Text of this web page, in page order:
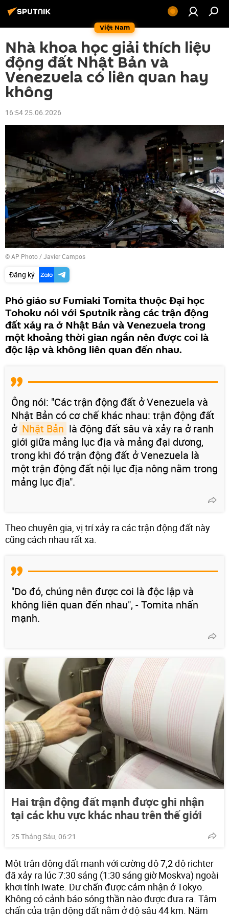
Việt Nam
Nhà khoa học giải thích liệu
động đất Nhật Bản và
Venezuela có liên quan hay
không
16:54 25.06.2026
© AP Photo / Javier Campos
Đăng ký
Phó giáo sư Fumiaki Tomita thuộc Đại học
Tohoku nói với Sputnik rằng các trận động
đất xảy ra ở Nhật Bản và Venezuela trong
một khoảng thời gian ngắn nên được coi là
độc lập và không liên quan đến nhau.
Ông nói: "Các trận động đất ở Venezuela và
Nhật Bản có cơ chế khác nhau: trận động đất
ở Nhật Bản là động đất sâu và xảy ra ở ranh
giới giữa mảng lục địa và mảng đại dương,
trong khi đó trận động đất ở Venezuela là
một trận động đất nội lục địa nông nằm trong
mảng lục địa".
Theo chuyên gia, vị trí xảy ra các trận động đất này
cũng cách nhau rất xa.
"Do đó, chúng nên được coi là độc lập và
không liên quan đến nhau", - Tomita nhấn
mạnh.
Hai trận động đất mạnh được ghi nhận
tại các khu vực khác nhau trên thế giới
25 Tháng Sáu, 06:21
Một trận động đất mạnh với cường độ 7,2 độ richter
đã xảy ra lúc 7:30 sáng (1:30 sáng giờ Moskva) ngoài
khơi tỉnh Iwate. Dư chấn được cảm nhận ở Tokyo.
Không có cảnh báo sóng thần nào được đưa ra. Tâm
chấn của trận động đất nằm ở độ sâu 44 km. Năm